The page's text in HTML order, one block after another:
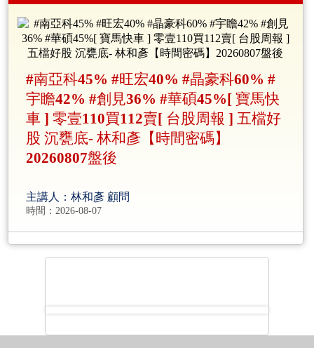
#南亞科45% #旺宏40% #晶豪科60% #
宇瞻42% #創見36% #華碩45%[ 寶馬快
車 ] 零壹110買112賣[ 台股周報 ] 五檔好
股 沉甕底- 林和彥【時間密碼】
20260807盤後
主講人：林和彥 顧問
時間：2026-08-07